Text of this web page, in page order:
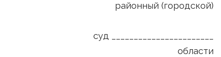
районный (городской)
суд _______________________
области